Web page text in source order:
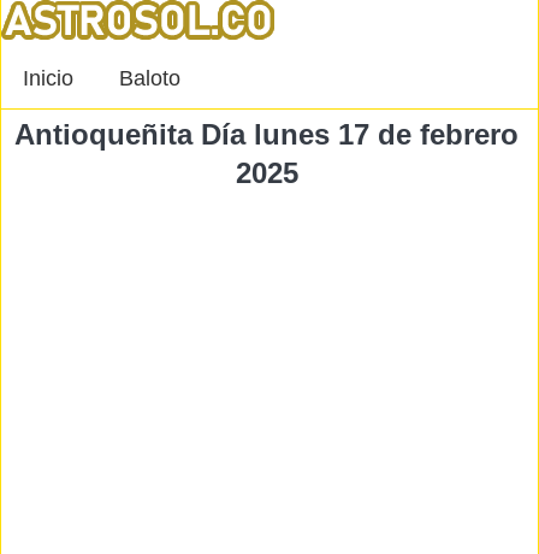
Inicio Baloto
Antioqueñita Día lunes 17 de febrero
2025